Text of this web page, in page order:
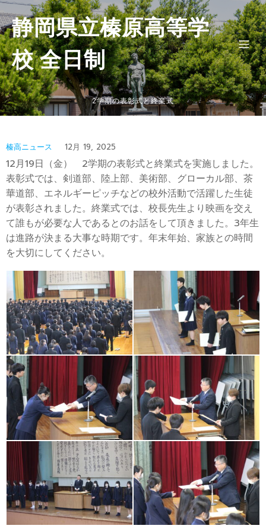
静岡県立榛原高等学
校 全日制
2学期の表彰式と終業式
榛高ニュース 12月 19, 2025
12月19日（金） 2学期の表彰式と終業式を実施しました。
表彰式では、剣道部、陸上部、美術部、グローカル部、茶
華道部、エネルギーピッチなどの校外活動で活躍した生徒
が表彰されました。終業式では、校長先生より映画を交え
て誰もが必要な人であるとのお話をして頂きました。3年生
は進路が決まる大事な時期です。年末年始、家族との時間
を大切にしてください。